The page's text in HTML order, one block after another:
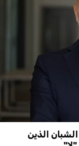
الذين